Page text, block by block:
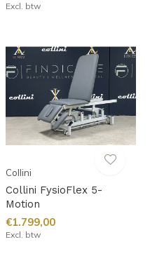
Excl. btw
Collini
Collini FysioFlex 5-
Motion
€1.799,00
Excl. btw